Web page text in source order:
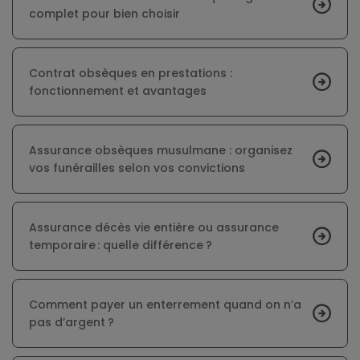
complet pour bien choisir
Contrat obsèques en prestations :
fonctionnement et avantages
Assurance obsèques musulmane : organisez
vos funérailles selon vos convictions
Assurance décès vie entière ou assurance
temporaire : quelle différence ?
Comment payer un enterrement quand on n’a
pas d’argent ?